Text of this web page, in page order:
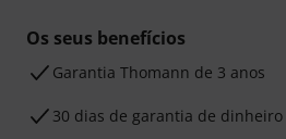
Os seus benefícios
Garantia Thomann de 3 anos
30 dias de garantia de dinheiro